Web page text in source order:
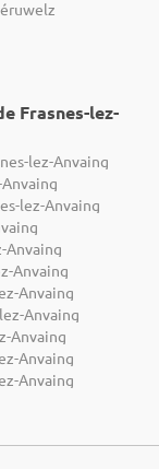
Frasnes-lez-
lez-Anvaing
lez-Anvaing
Anvaing
Anvaing
Anvaing
Anvaing
Anvaing
Anvaing
Anvaing